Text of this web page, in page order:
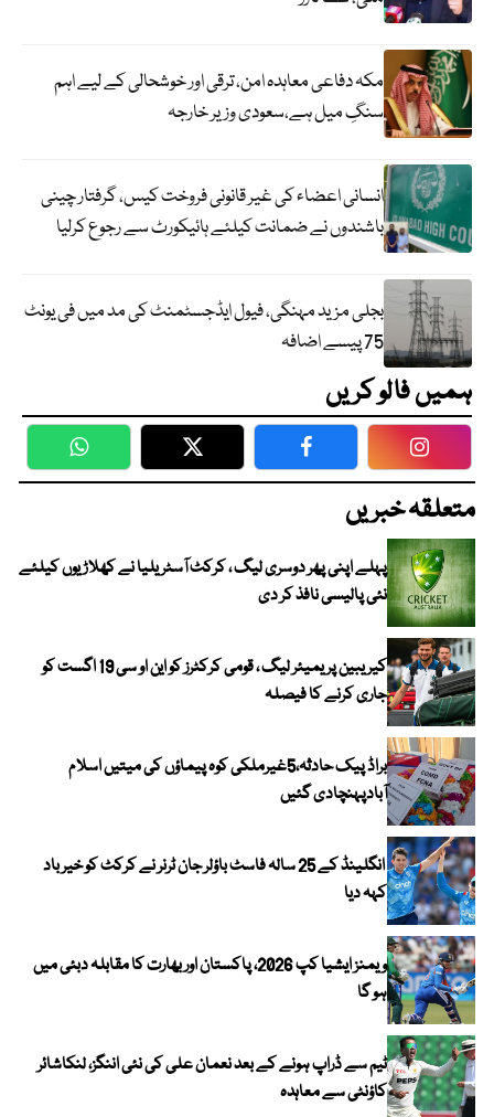
مکہ دفاعی معاہدہ امن، ترقی اور خوشحالی کے لیے اہم
سنگِ میل ہے،سعودی وزیر خارجہ
انسانی اعضاء کی غیر قانونی فروخت کیس، گرفتار چینی
باشندوں نے ضمانت کیلئے ہائیکورٹ سے رجوع کرلیا
بجلی مزید مہنگی، فیول ایڈجسٹمنٹ کی مد میں فی یونٹ
75 پیسے اضافہ
ہمیں فالو کریں
WhatsApp Twitter Facebook
متعلقہ خبریں
پہلے اپنی پھر دوسری لیگ ، کرکٹ آسٹریلیا نے کھلاڑیوں کیلئے
نئی پالیسی نافذ کر دی
کیریبین پریمیئر لیگ ، قومی کرکٹرز کو این او سی 19 اگست کو
جاری کرنے کا فیصلہ
براڈ پیک حادثہ،5غیرملکی کوہ پیماؤں کی میتیں اسلام
آبادپہنچادی گئیں
انگلینڈ کے 25 سالہ فاسٹ باؤلر جان ٹرنر نے کرکٹ کو خیر باد
کہہ دیا
ویمنز ایشیا کپ 2026، پاکستان اور بھارت کا مقابلہ دبئی میں
ہو گا
ٹیم سے ڈراپ ہونے کے بعد نعمان علی کی نئی اننگز، لنکاشائر
کاؤنٹی سے معاہدہ